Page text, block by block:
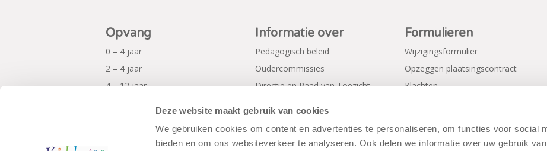
Deze website maakt gebruik van cookies
We gebruiken cookies om content en advertenties te personaliseren, om functies voor social
bieden en om ons websiteverkeer te analyseren. Ook delen we informatie over uw gebruik
Opvang
0 – 4 jaar
2 – 4 jaar
4 – 12 jaar
Informatie over
Pedagogisch beleid
Oudercommissies
Directie en Raad van Toezicht
Formulieren
Wijzigingsformulier
Opzeggen plaatsingscontract
Klachten